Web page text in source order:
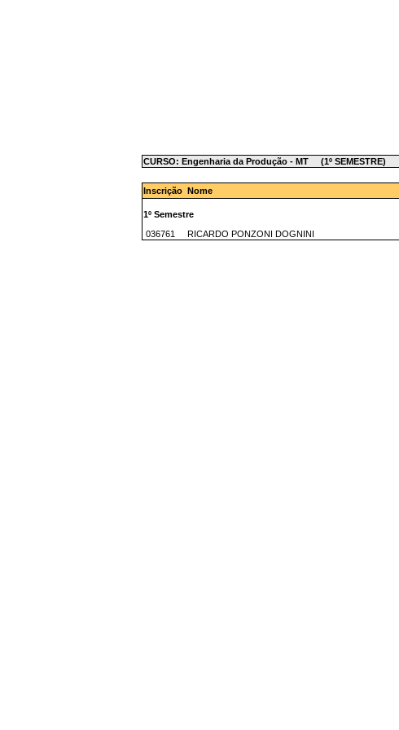
CURSO: Engenharia da Produção - MT (1º SEMESTRE)
Inscrição Nome
1º Semestre
036761 RICARDO PONZONI DOGNINI